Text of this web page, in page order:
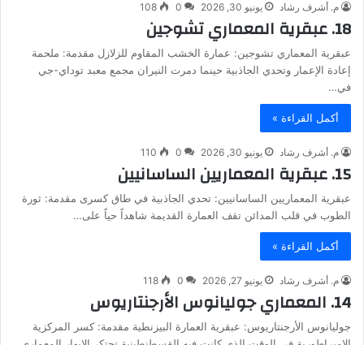
م. أشرف رشاد يونيو 30, 2026 0
108
18. عبقرية المعماري تشوجين
عبقرية المعماري تشوجين: عمارة الخشب المقاوم للزلازل مقدمة: ملحمة
إعادة الإعمار وتحدي الجاذبية حينما دمرت النيران مجمع معبد توداي-جي
في…
أكمل القراءة »
م. أشرف رشاد يونيو 30, 2026 0
110
15. عبقرية المعماريين الساسانيين
عبقرية المعماريين الساسانيين: تحدي الجاذبية في طاق كسرى مقدمة: ثورة
الطوب في قلب المدائن تقف العمارة القديمة شاهداً حياً على…
أكمل القراءة »
م. أشرف رشاد يونيو 27, 2026 0
118
14. المعماري جوليانوس الأرجنتاريوس
جوليانوس الأرجنتاريوس: عبقرية العمارة البيزنطية مقدمة: كسر المركزية